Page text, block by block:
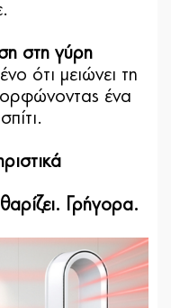
στη γύρη
ότι μειώνει τη
ένα
Γρήγορα.